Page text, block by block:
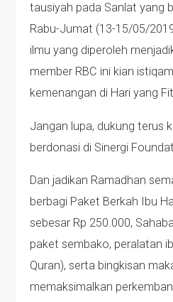
tausiyah pada Sanlat yang
Rabu-Jumat (13-15/05/
ilmu yang diperoleh
member RBC ini kian
kemenangan di Hari yang
Jangan lupa, dukung terus
berdonasi di Sinergi
Dan jadikan Ramadhan
berbagi Paket Berkah Ibu
sebesar Rp 250.000,
paket sembako, peralatan
Quran), serta bingkisan
memaksimalkan